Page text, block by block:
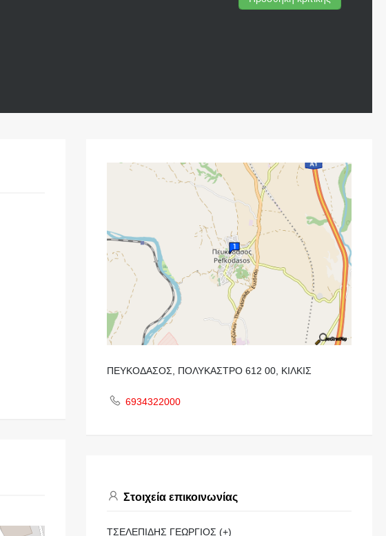
ΠΕΥΚΟΔΑΣΟΣ, ΠΟΛΥΚΑΣΤΡΟ 612 00, ΚΙΛΚΙΣ
6934322000
Στοιχεία επικοινωνίας
ΤΣΕΛΕΠΙΔΗΣ ΓΕΩΡΓΙΟΣ (+)